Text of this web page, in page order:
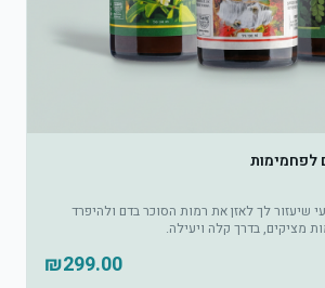
לפחמימות
שיעזור לך לאזן את רמות הסוכר בדם ולהיפרד
מציקים, בדרך קלה ויעילה.
₪299.00